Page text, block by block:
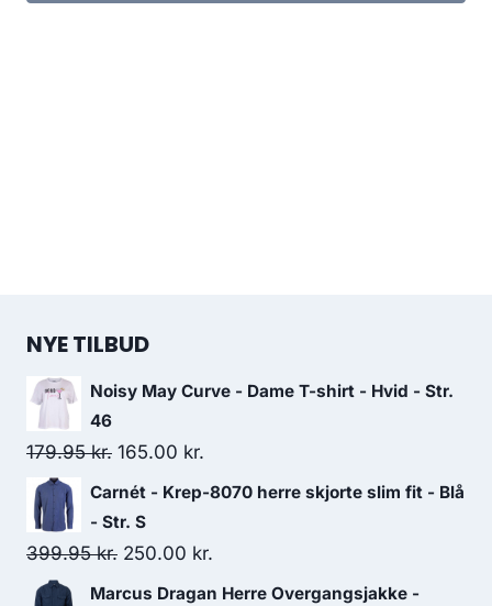
NYE TILBUD
Noisy May Curve - Dame T-shirt - Hvid - Str.
46
179.95kr. Original
price
was:
179.95 kr..
165.00 kr.
price
165.00 kr..
Carnét - Krep-8070 herre skjorte slim fit - Blå
- Str. S
399.95kr. Original
price
250.00 kr.
price
Marcus Dragan Herre Overgangsjakke -